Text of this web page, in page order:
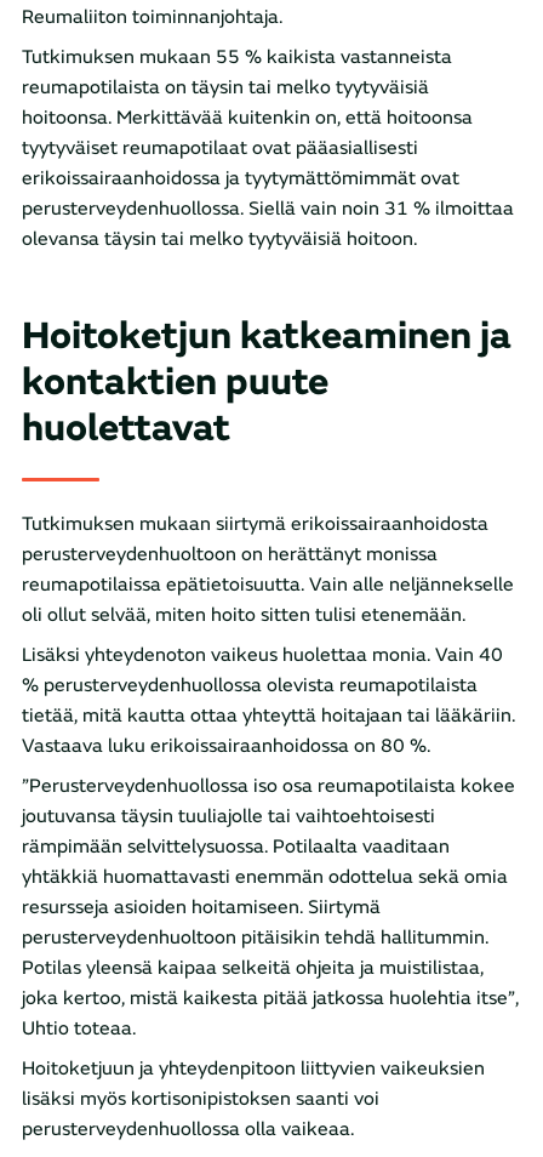
Reumaliiton toiminnanjohtaja.
Tutkimuksen mukaan 55 % kaikista vastanneista
reumapotilaista on täysin tai melko tyytyväisiä
hoitoonsa. Merkittävää kuitenkin on, että hoitoonsa
tyytyväiset reumapotilaat ovat pääasiallisesti
erikoissairaanhoidossa ja tyytymättömimmät ovat
perusterveydenhuollossa. Siellä vain noin 31 % ilmoittaa
olevansa täysin tai melko tyytyväisiä hoitoon.
Hoitoketjun katkeaminen ja
kontaktien puute
huolettavat
Tutkimuksen mukaan siirtymä erikoissairaanhoidosta
perusterveydenhuoltoon on herättänyt monissa
reumapotilaissa epätietoisuutta. Vain alle neljännekselle
oli ollut selvää, miten hoito sitten tulisi etenemään.
Lisäksi yhteydenoton vaikeus huolettaa monia. Vain 40
% perusterveydenhuollossa olevista reumapotilaista
tietää, mitä kautta ottaa yhteyttä hoitajaan tai lääkäriin.
Vastaava luku erikoissairaanhoidossa on 80 %.
”Perusterveydenhuollossa iso osa reumapotilaista kokee
joutuvansa täysin tuuliajolle tai vaihtoehtoisesti
rämpimään selvittelysuossa. Potilaalta vaaditaan
yhtäkkiä huomattavasti enemmän odottelua sekä omia
resursseja asioiden hoitamiseen. Siirtymä
perusterveydenhuoltoon pitäisikin tehdä hallitummin.
Potilas yleensä kaipaa selkeitä ohjeita ja muistilistaa,
joka kertoo, mistä kaikesta pitää jatkossa huolehtia itse”,
Uhtio toteaa.
Hoitoketjuun ja yhteydenpitoon liittyvien vaikeuksien
lisäksi myös kortisonipistoksen saanti voi
perusterveydenhuollossa olla vaikeaa.